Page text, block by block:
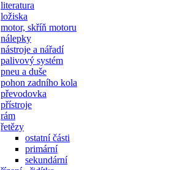
literatura
ložiska
motor, skříň motoru
nálepky
nástroje a nářadí
palivový systém
pneu a duše
pohon zadního kola
převodovka
přístroje
rám
řetězy
ostatní části
primární
sekundární